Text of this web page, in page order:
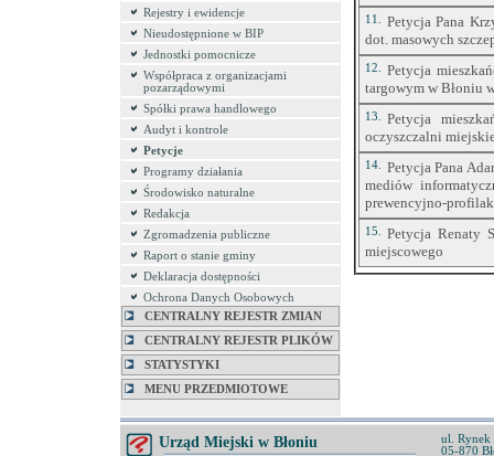
Rejestry i ewidencje
Nieudostępnione w BIP
Jednostki pomocnicze
Współpraca z organizacjami
pozarządowymi
Spółki prawa handlowego
Audyt i kontrole
Petycje
Programy działania
Środowisko naturalne
Redakcja
Zgromadzenia publiczne
Raport o stanie gminy
Deklaracja dostępności
Ochrona Danych Osobowych
CENTRALNY REJESTR ZMIAN
CENTRALNY REJESTR PLIKÓW
STATYSTYKI
MENU PRZEDMIOTOWE
11.
Petycja Pana
dot. masowych
12.
Petycja
targowym w Błoniu
13.
Petycja
oczyszczalni
14.
Petycja Pana
mediów
prewencyjno-
15.
Petycja Renaty
miejscowego
Urząd Miejski w Błoniu
ul. Rynek
05-870